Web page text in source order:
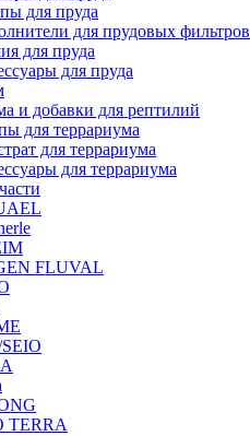
для пруда
для прудовых фильтров
для пруда
для пруда
и добавки для рептилий
для террариума
для террариума
для террариума
FLUVAL
TERRA